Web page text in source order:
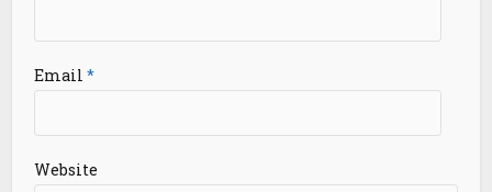
Email*
Website